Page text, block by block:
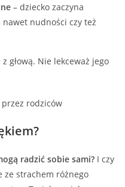
– dziecko zaczyna
nudności czy też
głową. Nie lekceważ jego
radzić sobie sami? I czy
ze strachem różnego